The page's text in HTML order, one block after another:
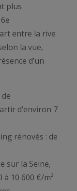
plus
entre la rive
la vue,
d’un
d’environ 7
rénovés : de
sur la Seine,
à 10 600 €/m²